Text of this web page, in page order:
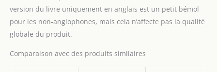
apprend avec des
matériaux sûrs pour lui
kit a été développé avec
version du livre uniquement en anglais est un petit bémol
pour les non-anglophones, mais cela n’affecte pas la qualité
globale du produit.
Comparaison avec des produits similaires